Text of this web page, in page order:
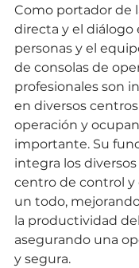
Como portador de
directa y el diálogo
personas y el
de consolas de
profesionales son
en diversos
operación y
importante. Su
integra los
centro de control y
un todo,
la productividad
asegurando una
y segura.